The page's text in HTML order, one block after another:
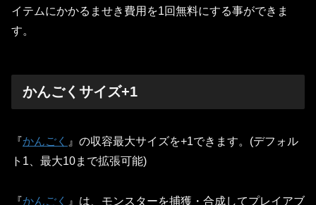
イテムにかかるませき費用を1回無料にする事ができま
す。
かんごくサイズ+1
『かんごく 』の収容最大サイズを+1できます。(デフォル
ト1、最大10まで拡張可能)
『かんごく 』は、モンスターを捕獲・合成してプレイアブ